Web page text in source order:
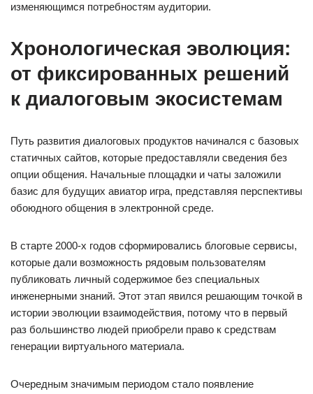
изменяющимся потребностям аудитории.
Хронологическая эволюция:
от фиксированных решений
к диалоговым экосистемам
Путь развития диалоговых продуктов начинался с базовых
статичных сайтов, которые предоставляли сведения без
опции общения. Начальные площадки и чаты заложили
базис для будущих авиатор игра, представляя перспективы
обоюдного общения в электронной среде.
В старте 2000-х годов сформировались блоговые сервисы,
которые дали возможность рядовым пользователям
публиковать личный содержимое без специальных
инженерными знаний. Этот этап явился решающим точкой в
истории эволюции взаимодействия, потому что в первый
раз большинство людей приобрели право к средствам
генерации виртуального материала.
Очередным значимым периодом стало появление